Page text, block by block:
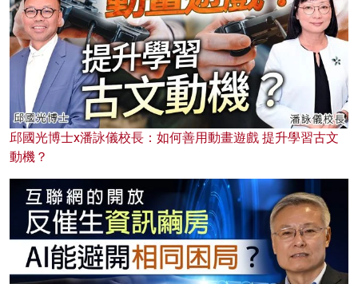
邱國光博士x潘詠儀校長：如何善用動畫遊戲 提升學習古文
動機？